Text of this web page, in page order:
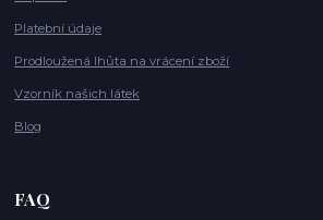
Platební údaje
Prodloužená lhůta na vrácení zboží
Vzorník našich látek
Blog
FAQ